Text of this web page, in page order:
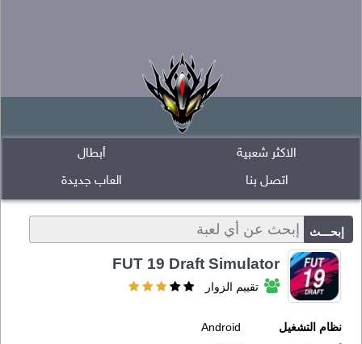
أبطال
الاكثر شعبية
العاب جديدة
اتصل بنا
FUT 19 Draft Simulator
تقييم الزوار
نظام التشغيل
Android